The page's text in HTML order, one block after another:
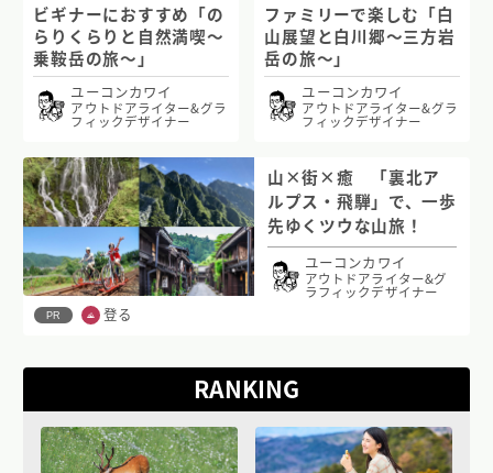
ビギナーにおすすめ「の
らりくらりと自然満喫〜
乗鞍岳の旅〜」
ユーコンカワイ
アウトドアライター&グラ
フィックデザイナー
ファミリーで楽しむ「白
山展望と白川郷〜三方岩
岳の旅〜」
ユーコンカワイ
アウトドアライター&グラ
フィックデザイナー
PR 登る
山×街×癒 「裏北ア
ルプス・飛騨」で、一歩
先ゆくツウな山旅！
ユーコンカワイ
アウトドアライター&グ
ラフィックデザイナー
RANKING